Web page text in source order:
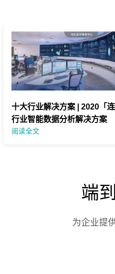
十大行业解决方案 | 2020「
行业智能数据分析解决方案
阅读全文
端
为企业提